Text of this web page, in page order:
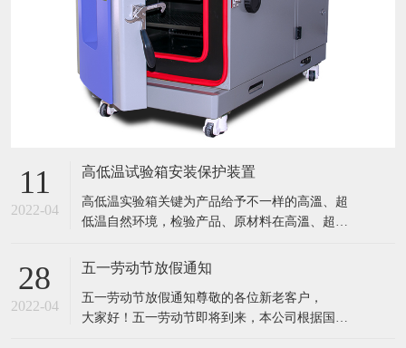
11
2022-04
高低温试验箱安装保护装置
​高低温实验箱关键为产品给予不一样的高溫、超
低温自然环境，检验产品、原材料在高溫、超低
所具有的缺点,保证产品质量。高低温实验箱主要
产品、道路运输、电力能源原材料、航天航空、
诊疗化工厂、塑料橡料等及有关产品之耐高温，
28
2022-04
五一劳动节放假通知
五一劳动节放假通知​​尊敬的各位新老客户，
大家好！五一劳动节即将到来，本公司根据国务